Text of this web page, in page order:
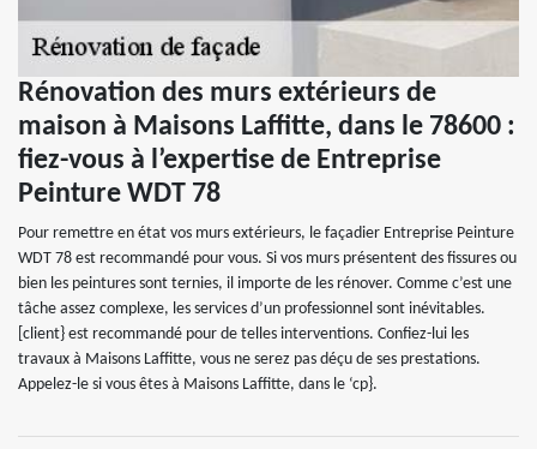
Rénovation des murs extérieurs de
maison à Maisons Laffitte, dans le 78600 :
fiez-vous à l’expertise de Entreprise
Peinture WDT 78
Pour remettre en état vos murs extérieurs, le façadier Entreprise Peinture
WDT 78 est recommandé pour vous. Si vos murs présentent des fissures ou
bien les peintures sont ternies, il importe de les rénover. Comme c’est une
tâche assez complexe, les services d’un professionnel sont inévitables.
[client} est recommandé pour de telles interventions. Confiez-lui les
travaux à Maisons Laffitte, vous ne serez pas déçu de ses prestations.
Appelez-le si vous êtes à Maisons Laffitte, dans le ‘cp}.